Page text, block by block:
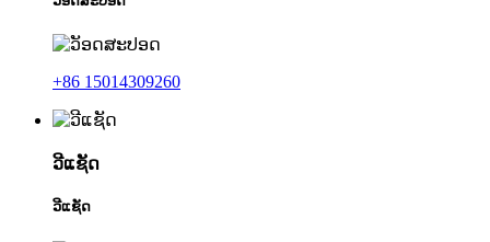
+86 15014309260
ວີແຊັດ
ວີແຊັດ